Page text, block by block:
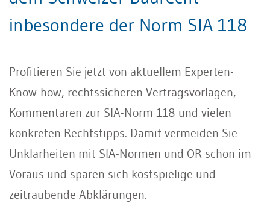
inbesondere der Norm SIA 118
Profitieren Sie jetzt von aktuellem Experten-
Know-how, rechtssicheren Vertragsvorlagen,
Kommentaren zur SIA-Norm 118 und vielen
konkreten Rechtstipps. Damit vermeiden Sie
Unklarheiten mit SIA-Normen und OR schon im
Voraus und sparen sich kostspielige und
zeitraubende Abklärungen.